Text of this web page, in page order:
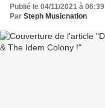
Publié le 04/11/2021 à 06:39
Par Steph Musicnation